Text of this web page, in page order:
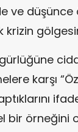
ve
krizin
karşı
bir